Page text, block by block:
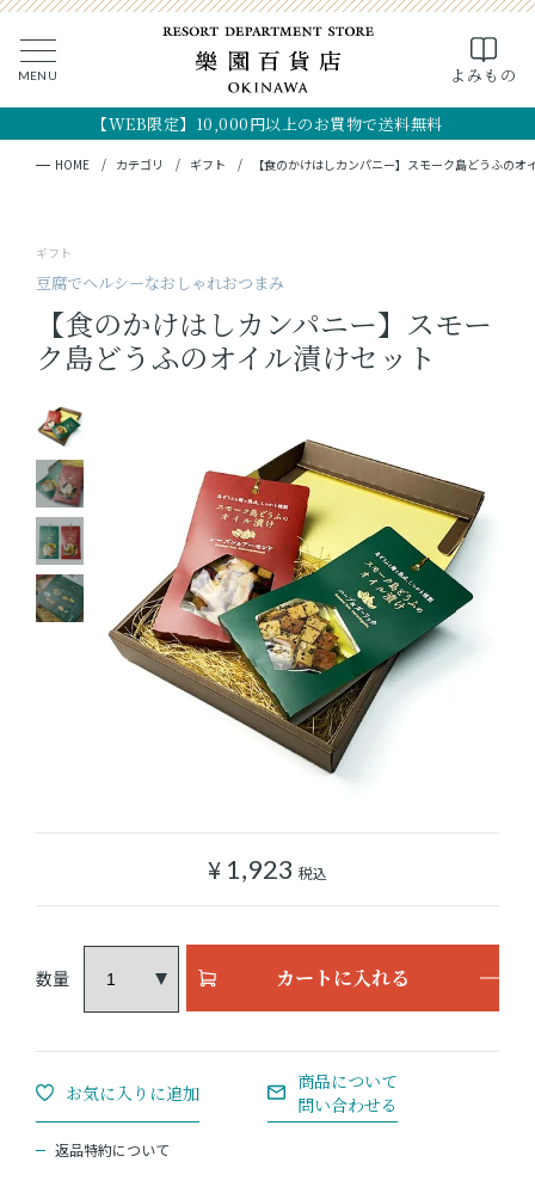
MENU よみもの
【WEB限定】10,000円以上のお買物で送料無料
CLOSE
検索
キーワード検索
MY PAGE CART
全ての商品
フード
クラフト
つくり手
OKINAWA the RYUKYU
ショッピングガイド
よみもの
HOME カテゴリ ギフト 【食のかけはしカンパニー】スモーク島どうふのオ
ギフト
豆腐でヘルシーなおしゃれおつまみ
【食のかけはしカンパニー】スモー
ク島どうふのオイル漬けセット
¥ 1,923 税込
カートに入れる
返品特約について